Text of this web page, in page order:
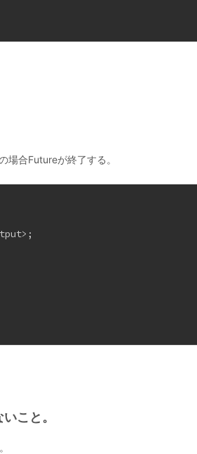
合Futureが終了する。
こと。